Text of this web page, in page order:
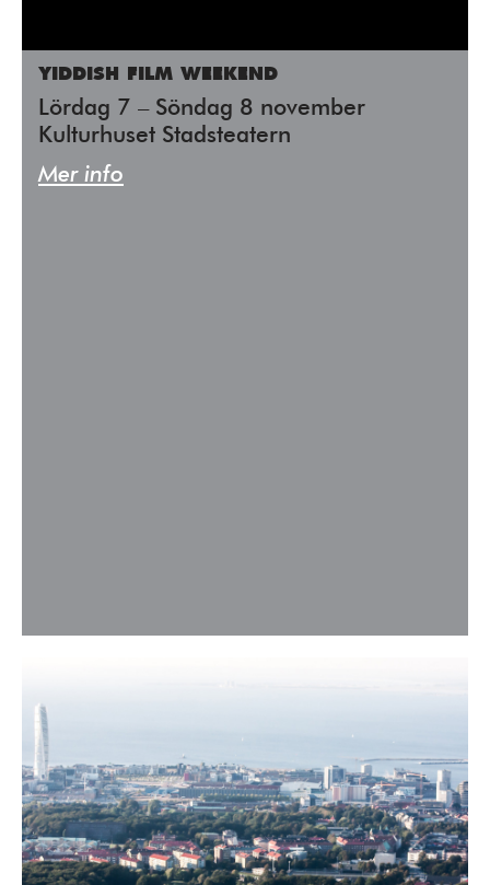
YIDDISH FILM WEEKEND
Lördag 7 – Söndag 8 november
Kulturhuset Stadsteatern
Mer info